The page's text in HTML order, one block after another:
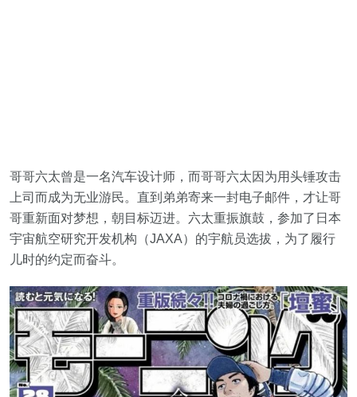
哥哥六太曾是一名汽车设计师，而哥哥六太因为用头锤攻击
上司而成为无业游民。直到弟弟寄来一封电子邮件，才让哥
哥重新面对梦想，朝目标迈进。六太重振旗鼓，参加了日本
宇宙航空研究开发机构（JAXA）的宇航员选拔，为了履行
儿时的约定而奋斗。